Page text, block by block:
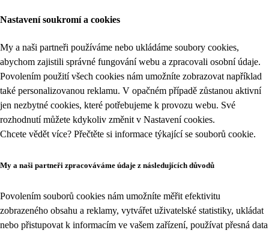
Nastavení soukromí a cookies
My a naši partneři používáme nebo ukládáme soubory cookies,
abychom zajistili správné fungování webu a zpracovali osobní údaje.
Povolením použití všech cookies nám umožníte zobrazovat například
také personalizovanou reklamu. V opačném případě zůstanou aktivní
jen nezbytné cookies, které potřebujeme k provozu webu. Své
rozhodnutí můžete kdykoliv změnit v Nastavení cookies.
Chcete vědět více? Přečtěte si informace týkající se souborů cookie.
My a naši partneři zpracováváme údaje z následujících důvodů
Povolením souborů cookies nám umožníte měřit efektivitu
zobrazeného obsahu a reklamy, vytvářet uživatelské statistiky, ukládat
nebo přistupovat k informacím ve vašem zařízení, používat přesná data